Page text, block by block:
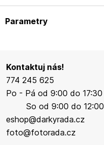
Parametry
Kontaktuj nás!
774 245 625
Po - Pá od 9:00 do 17:30
So od 9:00 do 12:00
eshop@darkyrada.cz
foto@fotorada.cz